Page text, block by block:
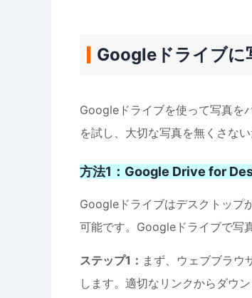
Googleドライブに
Googleドライブを使って写真を
を試し、大切な写真を無くさな
方法1：Google Drive for
Googleドライブはデスクトップ
可能です。Googleドライブで写
ステップ1： まず、ウェブブラウ
します。適切なリンクからダウ